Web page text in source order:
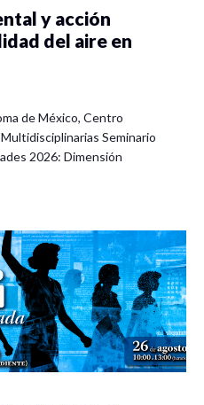
y acción
del aire en
de México, Centro
Seminario
2026: Dimensión